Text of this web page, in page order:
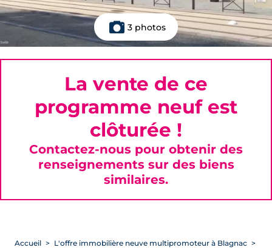
3 photos
Accueil
L'offre immobilière neuve multipromoteur à Blagnac
La vente de ce
programme neuf est
clôturée !
Contactez-nous pour obtenir des
renseignements sur des biens
similaires.